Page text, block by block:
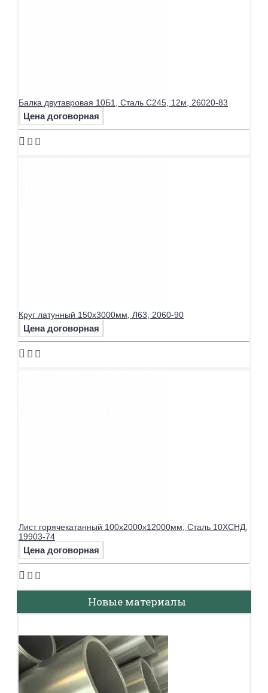
Балка двутавровая 10Б1, Сталь С245, 12м, 26020-83
Цена договорная
Круг латунный 150х3000мм, Л63, 2060-90
Цена договорная
Лист горячекатанный 100х2000х12000мм, Сталь 10ХСНД,
19903-74
Цена договорная
Новые материалы